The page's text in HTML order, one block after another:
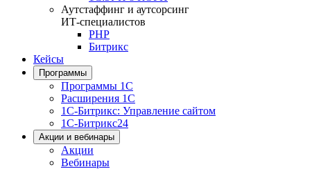
Аутстаффинг и аутсорсинг
ИТ-специалистов
PHP
Битрикс
Кейсы
Программы
Программы 1С
Расширения 1С
1С-Битрикс: Управление сайтом
1С-Битрикс24
Акции и вебинары
Акции
Вебинары